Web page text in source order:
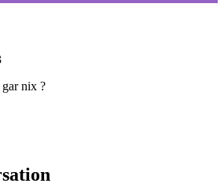
gar nix ?